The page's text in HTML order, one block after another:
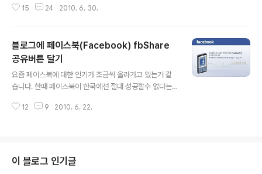
스트 후보에 오른적이 없습니다. 그래서 나랑 레뷰 베스트
싶어 확인해 보니 제글이 떡~하니 베스트 후보에 올라와
있네요. 레뷰 베스트글 추천하러 가기 너무 오랜만의 일이
라 사뭇 놀라기도 했고 기쁘기도 했습니다. 그런데 베스트
후보로 뽑힌 제 글이 별로 마음에 들지 않더군요. 제글중 그
가지 않는 글이 베스트 후보로 뽑혔는지 모르겠습니다. 제
15 24 2010. 6. 30.
블로그에 페이스북(Facebook) fbShare
공유버튼 달기
요즘 페이스북에 대한 인기가 조금씩 올라가고 있는거 같
습니다. 한때 페이스북이 한국에선 절대 성공할수 없다는
데 지금은 제가 보기에 어느정도는 희망이 있어 보이는거
버튼을 달기로 마음 먹고 검색을 해서 알아 보았습니다. 그
런데 검색 건수도 얼마 없을뿐더러 정확하게 어떻게 단다
12 9 2010. 6. 22.
이 블로그 인기글